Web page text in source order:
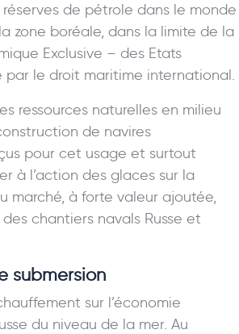
réserves de pétrole dans le monde
zone boréale, dans la limite de la
Exclusive – des Etats
par le droit maritime international.
ressources naturelles en milieu
de navires
pour cet usage et surtout
à l’action des glaces sur la
marché, à forte valeur ajoutée,
chantiers navals Russe et
submersion
sur l’économie
du niveau de la mer. Au